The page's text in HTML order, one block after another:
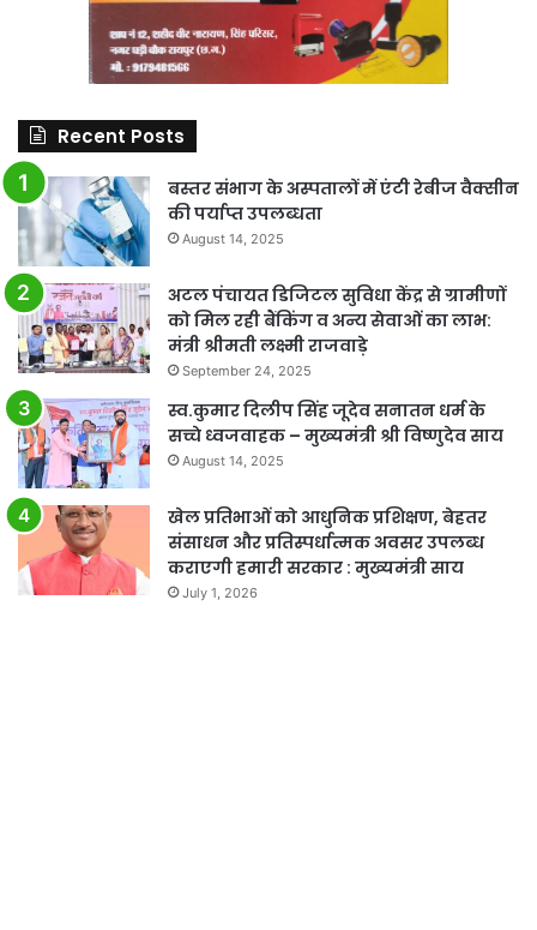
Recent Posts
बस्तर संभाग के अस्पतालों में एंटी रेबीज वैक्सीन
की पर्याप्त उपलब्धता
August 14, 2025
अटल पंचायत डिजिटल सुविधा केंद्र से ग्रामीणों
को मिल रही बैंकिंग व अन्य सेवाओं का लाभ:
मंत्री श्रीमती लक्ष्मी राजवाड़े
September 24, 2025
स्व.कुमार दिलीप सिंह जूदेव सनातन धर्म के
सच्चे ध्वजवाहक – मुख्यमंत्री श्री विष्णुदेव साय
August 14, 2025
खेल प्रतिभाओं को आधुनिक प्रशिक्षण, बेहतर
संसाधन और प्रतिस्पर्धात्मक अवसर उपलब्ध
कराएगी हमारी सरकार : मुख्यमंत्री साय
July 1, 2026